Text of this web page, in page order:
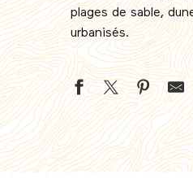
plages de sable,
urbanisés.